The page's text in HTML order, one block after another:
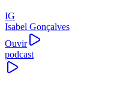
IG
Isabel Gonçalves
Ouvir
podcast